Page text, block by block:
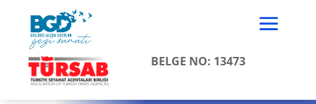
BELGE NO: 13473